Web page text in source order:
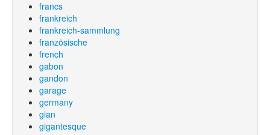
francs
frankreich
frankreich-sammlung
französische
french
gabon
gandon
garage
germany
gian
gigantesque